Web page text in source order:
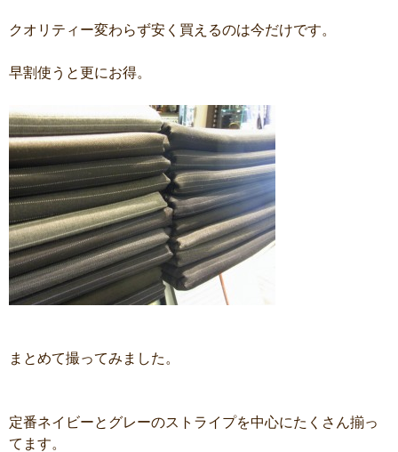
クオリティー変わらず安く買えるのは今だけです。
早割使うと更にお得。
まとめて撮ってみました。
定番ネイビーとグレーのストライプを中心にたくさん揃っ
てます。